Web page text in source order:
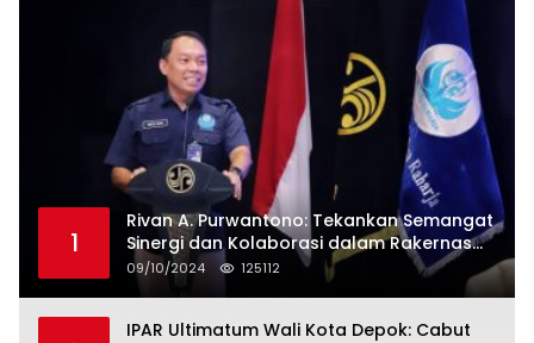
1
Rivan A. Purwantono: Tekankan Semangat
Sinergi dan Kolaborasi dalam Rakernas
Serikat Pekerja Jasa Raharja
09/10/2024 125112
IPAR Ultimatum Wali Kota Depok: Cabut